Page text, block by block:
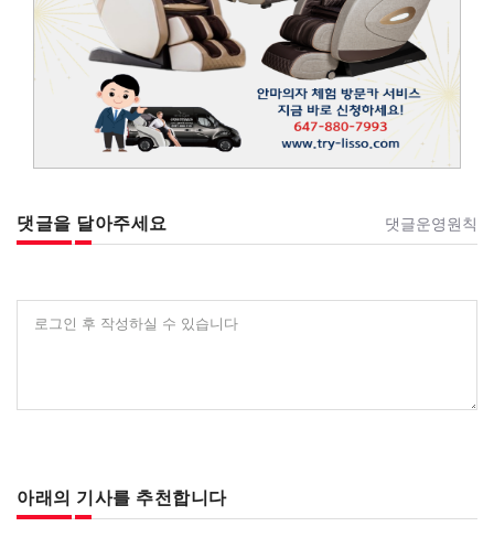
댓글을 달아주세요 댓글운영원칙
로그인 후 작성하실 수 있습니다
아래의 기사를 추천합니다